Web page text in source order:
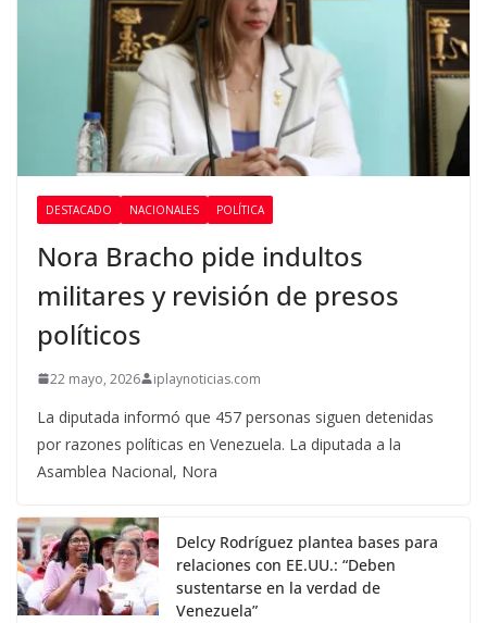
DESTACADO NACIONALES POLÍTICA
Nora Bracho pide indultos
militares y revisión de presos
políticos
22 mayo, 2026 iplaynoticias.com
La diputada informó que 457 personas siguen detenidas
por razones políticas en Venezuela. La diputada a la
Asamblea Nacional, Nora
Delcy Rodríguez plantea bases para
relaciones con EE.UU.: “Deben
sustentarse en la verdad de
Venezuela”